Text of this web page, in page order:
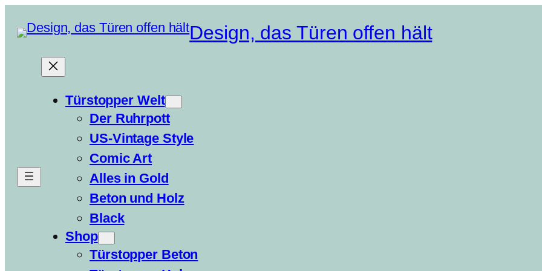
Inhalt
Design, das Türen offen hält
Türstopper Welt
Der Ruhrpott
US-Vintage Style
Comic Art
Alles in Gold
Beton und Holz
Black
Shop
Türstopper Beton